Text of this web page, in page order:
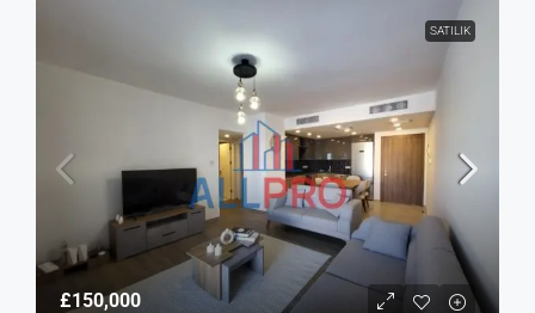
SATILIK
£150,000